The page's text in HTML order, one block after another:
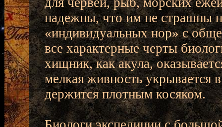
надежны, что им не страшны
«индивидуальных нор» с
все характерные черты
хищник, как акула,
мелкая живность укрывается
держится плотным косяком.